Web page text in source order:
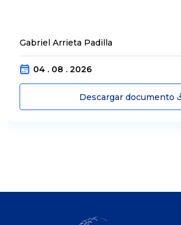
Gabriel Arrieta Padilla
04 . 08 . 2026
Descargar documento